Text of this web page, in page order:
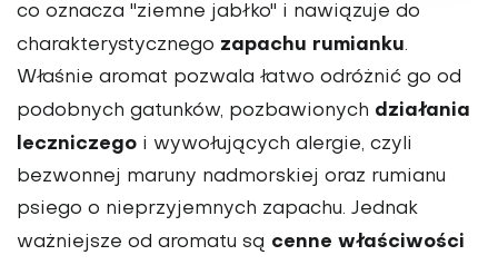
co oznacza "ziemne jabłko" i nawiązuje do
charakterystycznego zapachu rumianku.
Właśnie aromat pozwala łatwo odróżnić go od
podobnych gatunków, pozbawionych działania
leczniczego i wywołujących alergie, czyli
bezwonnej maruny nadmorskiej oraz rumianu
psiego o nieprzyjemnych zapachu. Jednak
ważniejsze od aromatu są cenne właściwości